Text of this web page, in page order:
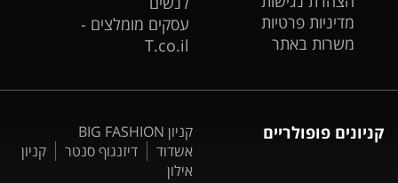
מדיניות פרטיות
משרות באתר
עסקים מומלצים -
T.co.il
קניונים פופולריים
קניון BIG FASHION
אשדוד
דיזנגוף סנטר
קניון
אילון